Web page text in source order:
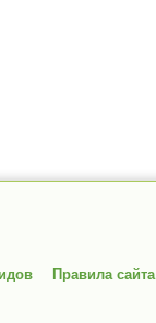
Правила сайта